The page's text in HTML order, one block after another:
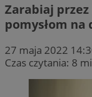
Zarabiaj
pomysłom
27 maja 2022
Czas czytania: 8